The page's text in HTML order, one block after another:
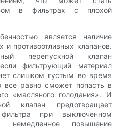
в фильтрах с плохой
является наличие
противоотливных клапанов.
перепускной клапан
фильтрующий материал
слишком густым во время
все равно сможет попасть в
«масляного голодания». И
клапан предотвращает
при выключенном
немедленное повышение